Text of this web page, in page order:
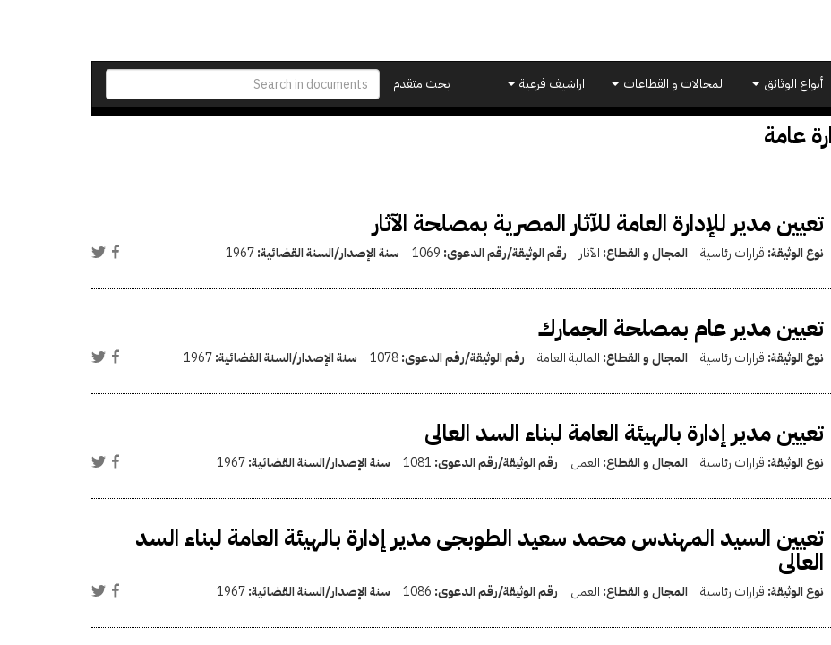
بحث متقدم
أنواع الوثائق المجالات و القطاعات اراشيف فرعية
عامة
تعيين مدير للإدارة العامة للآثار المصرية بمصلحة الآثار
نوع الوثيقة: قرارات رئاسية المجال و القطاع: الآثار رقم الوثيقة/رقم الدعوى: 1069 سنة الإصدار/السنة القضائية:1967
تعيين مدير عام بمصلحة الجمارك
نوع الوثيقة: قرارات رئاسية المجال و القطاع: المالية العامة رقم الوثيقة/رقم الدعوى:1078 سنة الإصدار/السنة القضائية:1967
تعيين مدير إدارة بالهيئة العامة لبناء السد العالى
نوع الوثيقة: قرارات رئاسية المجال و القطاع: العمل رقم الوثيقة/رقم الدعوى: 1081 سنة الإصدار/السنة القضائية:1967
تعيين السيد المهندس محمد سعيد الطوبجى مدير إدارة بالهيئة العامة لبناء السد
العالى
نوع الوثيقة: قرارات رئاسية المجال و القطاع: العمل رقم الوثيقة/رقم الدعوى: 1086 سنة الإصدار/السنة القضائية:1967